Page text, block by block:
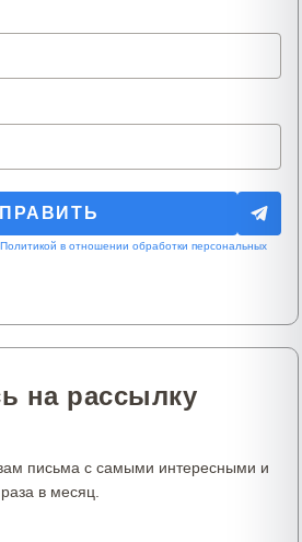
Политикой в отношении обработки персональных
на рассылку
письма с самыми интересными и
в месяц.